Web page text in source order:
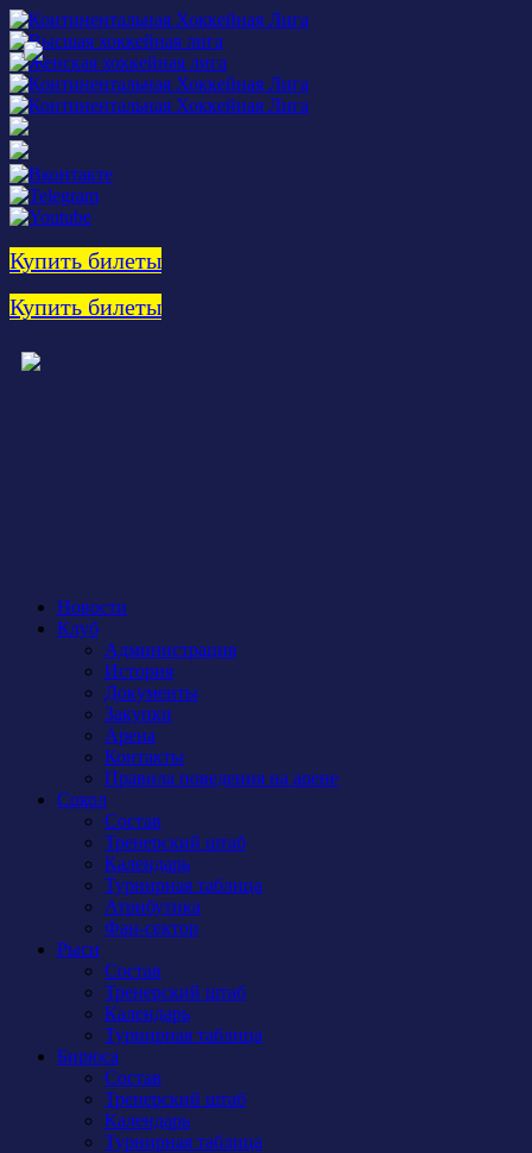
Купить билеты
Купить билеты
Новости
Клуб
Администрация
История
Документы
Закупки
Арена
Контакты
Правила поведения на арене
Сокол
Состав
Тренерский штаб
Календарь
Турнирная таблица
Атрибутика
Фан-сектор
Рыси
Состав
Тренерский штаб
Календарь
Турнирная таблица
Бирюса
Состав
Тренерский штаб
Календарь
Турнирная таблица